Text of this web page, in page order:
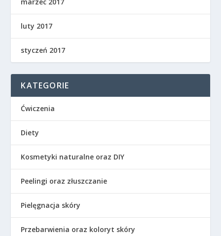
luty 2017
styczeń 2017
KATEGORIE
Ćwiczenia
Diety
Kosmetyki naturalne oraz DIY
Peelingi oraz złuszczanie
Pielęgnacja skóry
Przebarwienia oraz koloryt skóry